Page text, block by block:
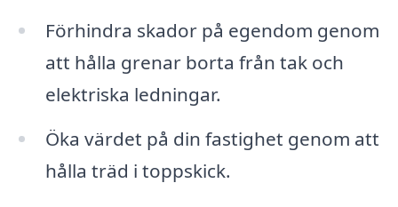
Förhindra skador på egendom genom
att hålla grenar borta från tak och
elektriska ledningar.
Öka värdet på din fastighet genom att
hålla träd i toppskick.